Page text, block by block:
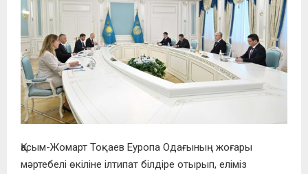
Қасым-Жомарт Тоқаев Еуропа Одағының жоғары
мәртебелі өкіліне ілтипат білдіре отырып, еліміз